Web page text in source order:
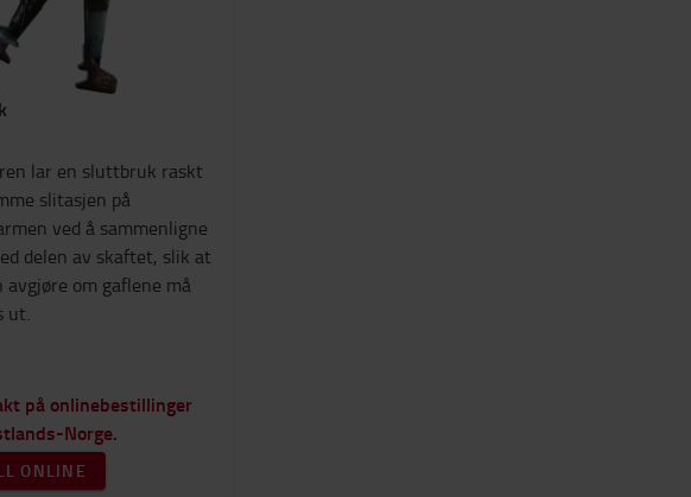
lar en sluttbruk raskt
slitasjen på
ved å sammenligne
delen av skaftet, slik at
avgjøre om gaflene må
ut.
på onlinebestillinger
Norge.
ONLINE